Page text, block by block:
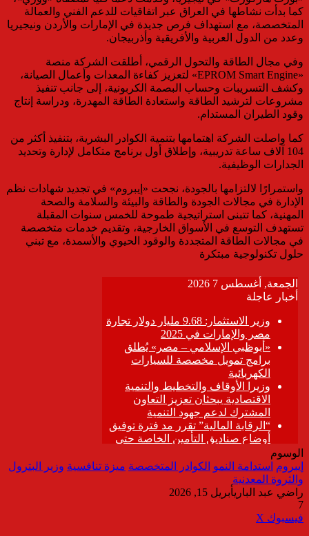
كما بدأت نشاطها في العراق عبر اتفاقيات للدعم الفني والعمالة
المتخصصة، مع استهداف فرص جديدة في الإمارات والأردن ونيجيريا
وعدد من الدول العربية والأفريقية وأذربيجان.
وفي مجال الطاقة والتحول الرقمي، أطلقت الشركة منصة
«EPROM Smart Engine» لتعزيز كفاءة المعدات وأعمال الصيانة،
وكشف التسريبات وحساب البصمة الكربونية، إلى جانب تنفيذ
مشروعات لترشيد الطاقة واستعادة الطاقة المهدرة، ودراسة إنتاج
وقود الطيران المستدام.
كما واصلت الشركة اهتمامها بتنمية الكوادر البشرية، بتنفيذ أكثر من
104 آلاف ساعة تدريبية، وإطلاق أول برنامج متكامل لإدارة وتحديد
الجدارات الوظيفية.
واستمرارًا لالتزامها بالجودة، نجحت «إيبروم» في تجديد شهادات نظم
الإدارة في مجالات الجودة والطاقة والبيئة والسلامة والصحة
المهنية، كما تتبنى استراتيجية طموحة للخمس سنوات المقبلة
تستهدف التوسع في الأسواق الخارجية، وتقديم خدمات متخصصة
في مجالات الطاقة المتجددة والوقود الحيوي والأسمدة، مع تبني
حلول تكنولوجية مبتكرة
الوسوم
إيبروم استدامة النمو الكوادر المتخصصة ميزة تنافسية وزير البترول
والثروة المعدنية
راضي عبد الباريأبريل 15, 2026
7
فيسبوك ‫X